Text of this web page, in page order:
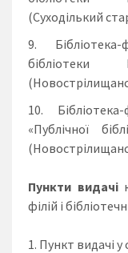
(Суходілький
бібліотеки
«Публічної
Пункти видачі
філій і
Пункт видачі